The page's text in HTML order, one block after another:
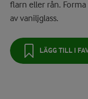
flarn eller rån.
av vaniljglass.
LÄGG TILL I